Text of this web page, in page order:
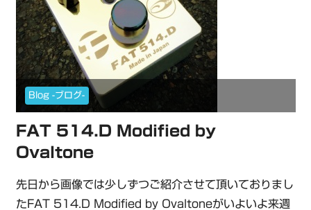
Blog -ブログ-
FAT 514.D Modified by
Ovaltone
先日から画像では少しずつご紹介させて頂いておりまし
たFAT 514.D Modified by Ovaltoneがいよいよ来週